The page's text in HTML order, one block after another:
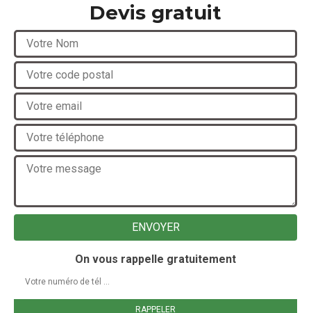
Devis gratuit
On vous rappelle gratuitement